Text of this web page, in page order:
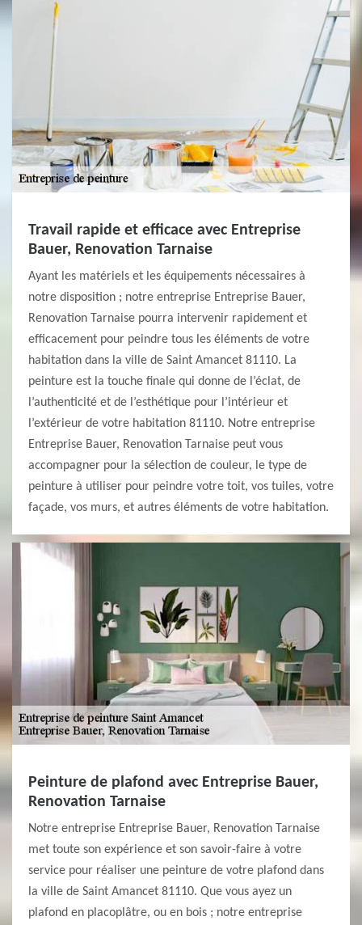
Travail rapide et efficace avec Entreprise
Bauer, Renovation Tarnaise
Ayant les matériels et les équipements nécessaires à
notre disposition ; notre entreprise Entreprise Bauer,
Renovation Tarnaise pourra intervenir rapidement et
efficacement pour peindre tous les éléments de votre
habitation dans la ville de Saint Amancet 81110. La
peinture est la touche finale qui donne de l’éclat, de
l’authenticité et de l’esthétique pour l’intérieur et
l’extérieur de votre habitation 81110. Notre entreprise
Entreprise Bauer, Renovation Tarnaise peut vous
accompagner pour la sélection de couleur, le type de
peinture à utiliser pour peindre votre toit, vos tuiles, votre
façade, vos murs, et autres éléments de votre habitation.
Peinture de plafond avec Entreprise Bauer,
Renovation Tarnaise
Notre entreprise Entreprise Bauer, Renovation Tarnaise
met toute son expérience et son savoir-faire à votre
service pour réaliser une peinture de votre plafond dans
la ville de Saint Amancet 81110. Que vous ayez un
plafond en placoplâtre, ou en bois ; notre entreprise